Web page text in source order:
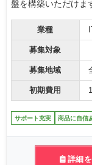
盤を構築いただけま
業種
募集対象
募集地域
初期費用
サポート充実 商品に自信
詳細